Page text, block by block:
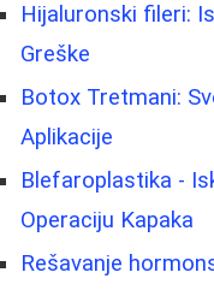
Hijaluronski fileri:
Greške
Botox Tretmani:
Aplikacije
Blefaroplastika -
Operaciju Kapaka
Rešavanje